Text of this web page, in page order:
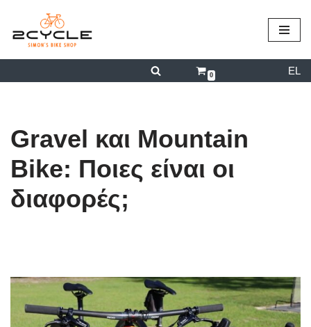
περιεχόμενο
Μεταπηδήστε
0 EL
Gravel και Mountain
Bike: Ποιες είναι οι
διαφορές;